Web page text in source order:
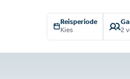
Reisperiode
Kies 2